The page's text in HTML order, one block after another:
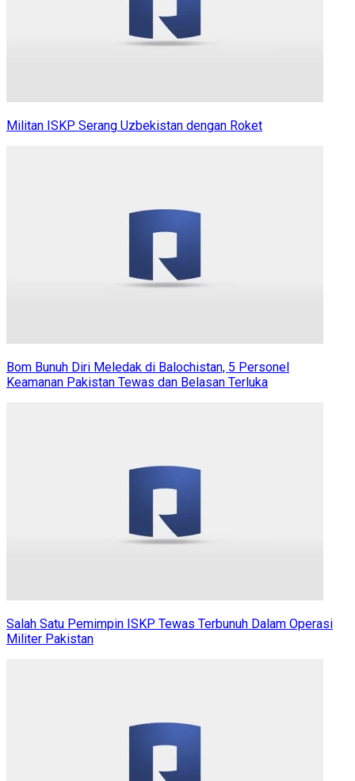
Militan ISKP Serang Uzbekistan dengan Roket
Bom Bunuh Diri Meledak di Balochistan, 5 Personel
Keamanan Pakistan Tewas dan Belasan Terluka
Salah Satu Pemimpin ISKP Tewas Terbunuh Dalam Operasi
Militer Pakistan